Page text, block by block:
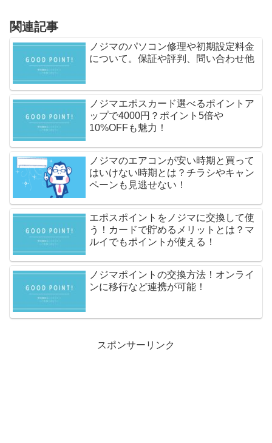
関連記事
ノジマのパソコン修理や初期設定料金
について。保証や評判、問い合わせ他
ノジマエポスカード選べるポイントア
ップで4000円？ポイント5倍や
10%OFFも魅力！
ノジマのエアコンが安い時期と買って
はいけない時期とは？チラシやキャン
ペーンも見逃せない！
エポスポイントをノジマに交換して使
う！カードで貯めるメリットとは？マ
ルイでもポイントが使える！
ノジマポイントの交換方法！オンライ
ンに移行など連携が可能！
スポンサーリンク